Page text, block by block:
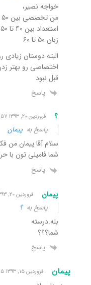
خواجه نصیر،
من تخصصی بین ۵۰ تا ۶۰
استعداد بین ۴۰ تا ۵۰
زبان ۵۰ تا ۶۰
البته دوستان
اختصاصی رو بهتر
قبل نبود
پاسخ
؟ فروردین ۲۰, ۱۳۹۳ ۹:۵۷ ب٫ظ
پاسخ به پیمان
سلام آقا پیمان من
شما فامیلی تون
پاسخ
پیمان فروردین ۲۰, ۱۳۹۳ ۱۰:۵۹ ب٫ظ
پاسخ به؟
بله.درسته
شما؟؟؟
پاسخ
پیمان فروردین ۱۵, ۱۳۹۳ ۱۱:۴۵ ق٫ظ